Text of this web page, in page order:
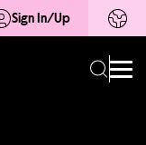
Sign In/Up